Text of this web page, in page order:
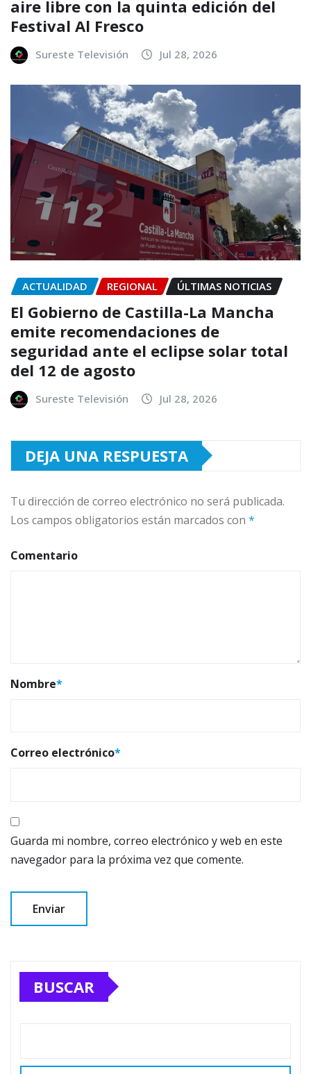
aire libre con la quinta edición del
Festival Al Fresco
Sureste Televisión Jul 28, 2026
ACTUALIDAD REGIONAL ÚLTIMAS NOTICIAS
El Gobierno de Castilla-La Mancha
emite recomendaciones de
seguridad ante el eclipse solar total
del 12 de agosto
Sureste Televisión Jul 28, 2026
DEJA UNA RESPUESTA
Tu dirección de correo electrónico no será publicada.
Los campos obligatorios están marcados con *
Comentario
Nombre*
Correo electrónico*
Guarda mi nombre, correo electrónico y web en este
navegador para la próxima vez que comente.
BUSCAR